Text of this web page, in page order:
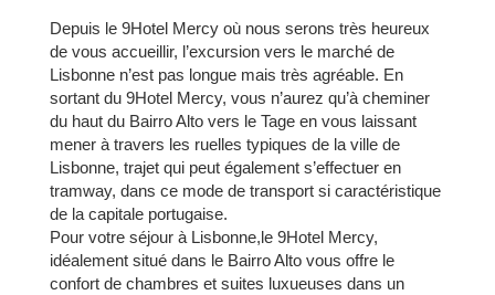
Depuis le 9Hotel Mercy où nous serons très heureux
de vous accueillir, l’excursion vers le marché de
Lisbonne n’est pas longue mais très agréable. En
sortant du 9Hotel Mercy, vous n’aurez qu’à cheminer
du haut du Bairro Alto vers le Tage en vous laissant
mener à travers les ruelles typiques de la ville de
Lisbonne, trajet qui peut également s’effectuer en
tramway, dans ce mode de transport si caractéristique
de la capitale portugaise.
Pour votre séjour à Lisbonne,le 9Hotel Mercy,
idéalement situé dans le Bairro Alto vous offre le
confort de chambres et suites luxueuses dans un